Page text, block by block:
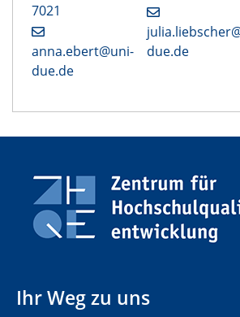
7021
anna.ebert@uni-
due.de
due.de
Ihr Weg zu uns